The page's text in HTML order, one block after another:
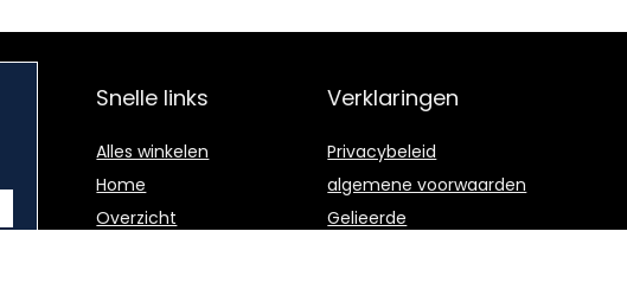
Snelle links
Alles winkelen
Home
Overzicht
Verklaringen
Privacybeleid
algemene voorwaarden
Gelieerde